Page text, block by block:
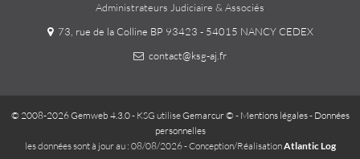
Administrateurs Judiciaire & Associés
73, rue de la Colline BP 93423 - 54015 NANCY CEDEX
contact@ksg-aj.fr
© 2008-2026 Gemweb 4.3.0- KSG utiliseGemarcur © - Mentions légales- Données
personnelles
les données sont à jour au : 08/08/2026 - Conception/RéalisationAtlantic Log